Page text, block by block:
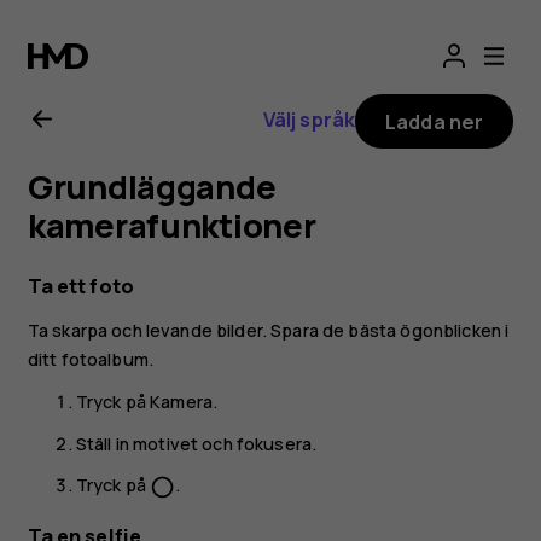
för
Nokia
G10
Välj språk Ladda ner
Grundläggande
kamerafunktioner
Ta ett foto
Ta skarpa och levande bilder. Spara de bästa ögonblicken i
ditt fotoalbum.
Tryck påKamera.
Ställ in motivet och fokusera.
Tryck på panorama_fish_eye.
Ta en selfie